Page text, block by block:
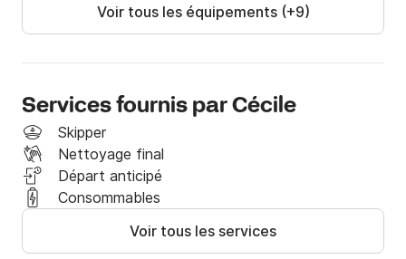
Options
✔ Embarquement la veille: 80 €
(draps de dessus, couette, oreillers + taies)
✔ Moteur d’annexe: 50 €
✔ Forfait nettoyage intérieur obligatoire: 95 €
Voir tous les équipements (+9)
Services fournis par Cécile
Skipper
Nettoyage final
Départ anticipé
Consommables
Voir tous les services